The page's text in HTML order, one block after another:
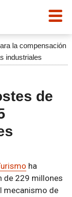
la compensación
industriales
de
ha
de 229 millones
mecanismo de